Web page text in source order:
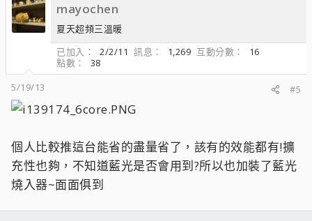
mayochen
夏天超頻三溫暖
已加入
2/2/11 訊息 1,269 互動分數
16
點數
38
5/19/13
#5
個人比較推這台能省的盡量省了，該有的效能都有!擴
充性也夠，不知道藍光是否會用到?所以也加裝了藍光
燒入器~面面俱到